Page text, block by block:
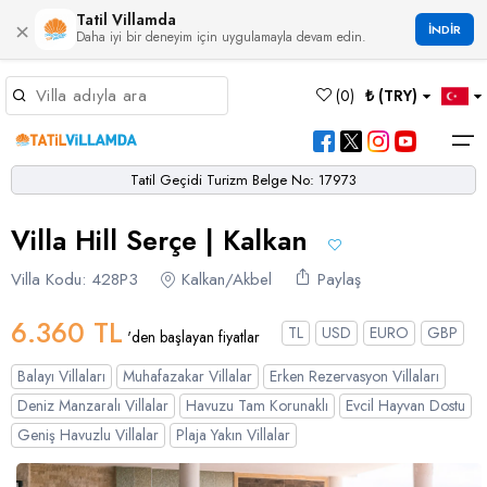
× Tatil Villamda
Daha iyi bir deneyim için uygulamayla devam edin. İNDİR
(0) ₺ (TRY)
Hakkımızda
Bölgeler
Bölgeler
Bodrum
Turgutreis
Çeşme
Alaçatı
Germiyan
Dalaman
Dalyan
Çalış
Çamköy
Çatalarık
Çiftlik
Eldirek
Bornova
Akbel
Bezirgan
Çavdır
Çayköy
Hacıoğlan
Ağullu
Bayındır
Çukurbağ
Gökçeören
Gökseki
Çamlı
Selimiye
Boğaziçi
Eşen
Karadere
Yakabağ
Villa Seçeneklerimiz
Villa Seçeneklerimiz
Balayı Villaları
Çift Jakuzili Villalar
Çocuk Havuzlu Villalar
Çocuk Oyun Alanı Olan Villalar
Blog
Tatil Geçidi Turizm Belge No: 17973
Villa Hill Serçe | Kalkan
Villa Kodu: 428P3 Kalkan/Akbel Paylaş
6.360 TL 'den başlayan fiyatlar TL USD EURO
GBP
Balayı Villaları
Muhafazakar Villalar
Erken Rezervasyon Villaları
Deniz Manzaralı Villalar
Havuzu Tam Korunaklı
Evcil Hayvan Dostu
Geniş Havuzlu Villalar
Plaja Yakın Villalar
Dil Seçiniz
German Italian Russian
Kur Seçiniz
Türk Lirası
TRY- TL
EURO
EUR- €
Dolar
USD
GBP- £
Favorilerim
Müsaitlik Takvimi
Müsaitlik Takvimi >